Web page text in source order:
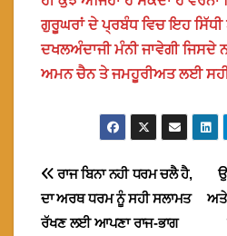
ਗੁਰੂਘਰਾਂ ਦੇ ਪ੍ਰਬੰਧ ਵਿਚ ਇਹ ਸਿੱਧੀ
ਦਖਲਅੰਦਾਜੀ ਮੰਨੀ ਜਾਵੇਗੀ ਜਿਸਦੇ
ਅਮਨ ਚੈਨ ਤੇ ਜਮਹੂਰੀਅਤ ਲਈ
Post
navigation
ਅਤੇ
ਰਾਜ ਬਿਨਾ ਨਹੀ ਧਰਮ ਚਲੈ ਹੈ,
ਦਾ ਅਰਥ ਧਰਮ ਨੂੰ ਸਹੀ ਸਲਾਮਤ
ਰੱਖਣ ਲਈ ਆਪਣਾ ਰਾਜ-ਭਾਗ